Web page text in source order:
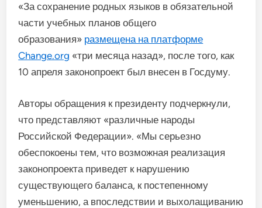
«За сохранение родных языков в обязательной
части учебных планов общего
образования» размещена на платформе
Change.org «три месяца назад», после того, как
10 апреля законопроект был внесен в Госдуму.
Авторы обращения к президенту подчеркнули,
что представляют «различные народы
Российской Федерации». «Мы серьезно
обеспокоены тем, что возможная реализация
законопроекта приведет к нарушению
существующего баланса, к постепенному
уменьшению, а впоследствии и выхолащиванию